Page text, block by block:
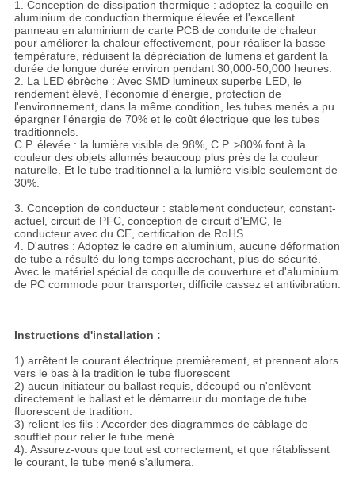
1. Conception de dissipation thermique : adoptez la coquille en
aluminium de conduction thermique élevée et l'excellent
panneau en aluminium de carte PCB de conduite de chaleur
pour améliorer la chaleur effectivement, pour réaliser la basse
température, réduisent la dépréciation de lumens et gardent la
durée de longue durée environ pendant 30,000-50,000 heures.
2. La LED ébrèche : Avec SMD lumineux superbe LED, le
rendement élevé, l'économie d'énergie, protection de
l'environnement, dans la même condition, les tubes menés a pu
épargner l'énergie de 70% et le coût électrique que les tubes
traditionnels.
C.P. élevée : la lumière visible de 98%, C.P. >80% font à la
couleur des objets allumés beaucoup plus près de la couleur
naturelle. Et le tube traditionnel a la lumière visible seulement de
30%.
3. Conception de conducteur : stablement conducteur, constant-
actuel, circuit de PFC, conception de circuit d'EMC, le
conducteur avec du CE, certification de RoHS.
4. D'autres : Adoptez le cadre en aluminium, aucune déformation
de tube a résulté du long temps accrochant, plus de sécurité.
Avec le matériel spécial de coquille de couverture et d'aluminium
de PC commode pour transporter, difficile cassez et antivibration.
Instructions d'installation :
1) arrêtent le courant électrique premièrement, et prennent alors
vers le bas à la tradition le tube fluorescent
2) aucun initiateur ou ballast requis, découpé ou n'enlèvent
directement le ballast et le démarreur du montage de tube
fluorescent de tradition.
3) relient les fils : Accorder des diagrammes de câblage de
soufflet pour relier le tube mené.
4). Assurez-vous que tout est correctement, et que rétablissent
le courant, le tube mené s'allumera.